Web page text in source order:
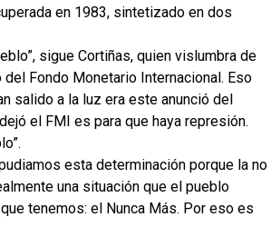
en 1983, sintetizado en dos
sigue Cortiñas, quien vislumbra de
Fondo Monetario Internacional. Eso
salido a la luz era este anunció del
el FMI es para que haya represión.
esta determinación porque la no
una situación que el pueblo
tenemos: el Nunca Más. Por eso es